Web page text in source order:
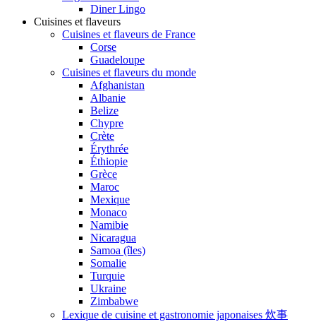
Diner Lingo
Cuisines et flaveurs
Cuisines et flaveurs de France
Corse
Guadeloupe
Cuisines et flaveurs du monde
Afghanistan
Albanie
Belize
Chypre
Crète
Érythrée
Éthiopie
Grèce
Maroc
Mexique
Monaco
Namibie
Nicaragua
Samoa (îles)
Somalie
Turquie
Ukraine
Zimbabwe
Lexique de cuisine et gastronomie japonaises 炊事